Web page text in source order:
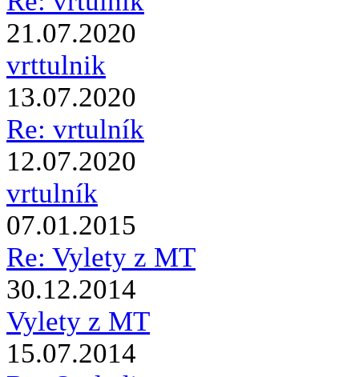
21.07.2020
vrttulnik
13.07.2020
Re: vrtulník
12.07.2020
vrtulník
07.01.2015
Re: Vylety z MT
30.12.2014
Vylety z MT
15.07.2014